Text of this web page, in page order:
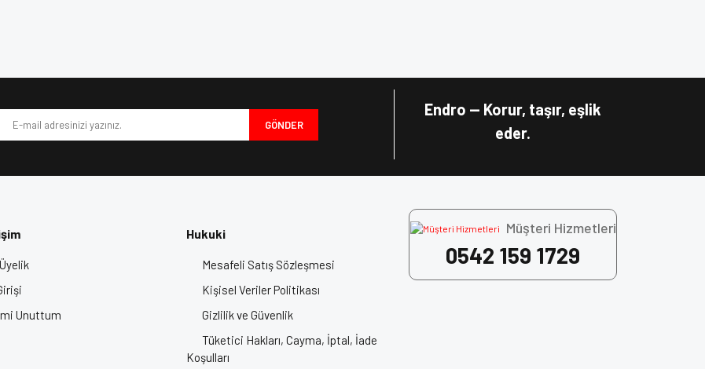
GÖNDER
Endro — Korur, taşır, eşlik
eder.
Unuttum
Hukuki
Mesafeli Satış Sözleşmesi
Kişisel Veriler Politikası
Gizlilik ve Güvenlik
Tüketici Hakları, Cayma, İptal, İade
Koşulları
Müşteri Hizmetleri
0542 159 1729